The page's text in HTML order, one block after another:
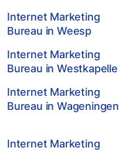
Internet Marketing
Bureau in Weesp
Internet Marketing
Bureau in Westkapelle
Internet Marketing
Bureau in Wageningen
Internet Marketing